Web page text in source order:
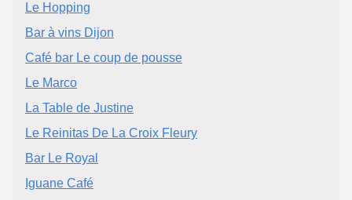
Le Hopping
Bar à vins Dijon
Café bar Le coup de pousse
Le Marco
La Table de Justine
Le Reinitas De La Croix Fleury
Bar Le Royal
Iguane Café